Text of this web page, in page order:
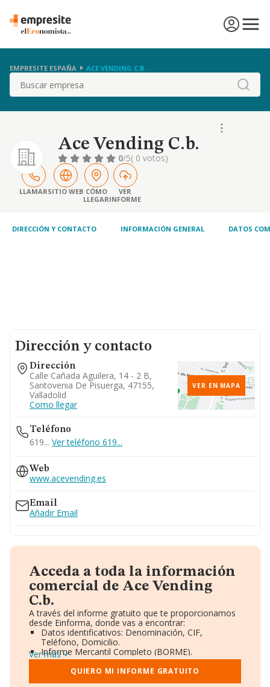
EMPRESITE ESPAÑA ACE VENDING C.B.
Buscar
Ace Vending C.b.
0/5( 0 votos)
LLAMARSITIO WEB CÓMO
LLEGAR
VER
INFORME
DIRECCIÓN Y CONTACTO INFORMACIÓN GENERAL DATOS
Dirección y contacto
Dirección
Calle Cañada Aguilera, 14 - 2 B,
Santovenia De Pisuerga, 47155,
Valladolid
Como llegar
VER EN MAPA
Teléfono
619... Ver teléfono 619...
Web
www.acevending.es
Email
Añadir Email
Acceda a toda la información
comercial de Ace Vending
C.b.
A través del informe gratuito que te proporcionamos
desde Einforma, donde vas a encontrar:
Datos identificativos: Denominación, CIF,
Teléfono, Domicilio.
Informe Mercantil Completo (BORME).
Gráficos de Evolución Ventas y Empleados.
Consejo de Administración y Administradores.
Directivos y Ejecutivos.
Ver más
QUIERO MI INFORME GRATUITO